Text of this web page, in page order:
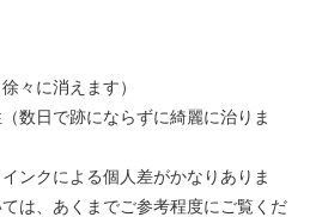
々に消えます）
数日で跡にならずに綺麗に治りま
ンクによる個人差がかなりありま
は、あくまでご参考程度にご覧くだ